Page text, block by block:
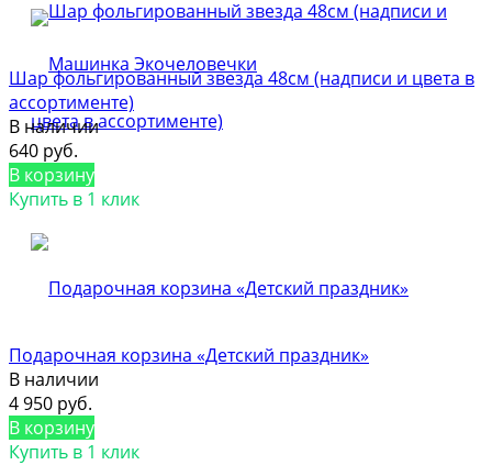
Шар фольгированный звезда 48см (надписи и цвета в
ассортименте)
В наличии
640 руб.
В корзину
Купить в 1 клик
Подарочная корзина «Детский праздник»
В наличии
4 950 руб.
В корзину
Купить в 1 клик